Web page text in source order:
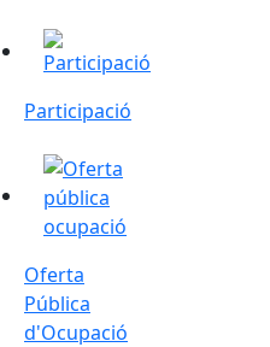
Participació
Participació
Oferta Pública d'Ocupació
Oferta
Pública
d'Ocupació